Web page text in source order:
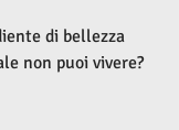
di bellezza
non puoi vivere?